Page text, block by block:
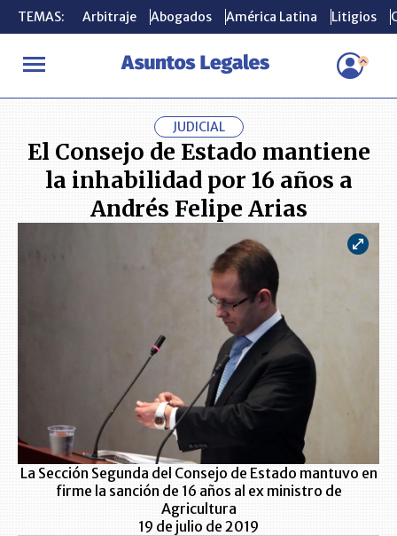
TEMAS: Arbitraje Abogados América Latina Litigios
INICIO ACTUALIDAD El Consejo de Estado mantiene la
TEMAS: Arbitraje Abogados América Latina Litigios
JUDICIAL
El Consejo de Estado mantiene
la inhabilidad por 16 años a
Andrés Felipe Arias
La Sección Segunda del Consejo de Estado mantuvo en
firme la sanción de 16 años al ex ministro de
Agricultura
19 de julio de 2019